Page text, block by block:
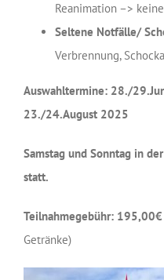
Reanimation –>
Seltene Notfälle/
Verbrennung,
Auswahltermine: 28./
23./24.August 2025
Samstag und Sonntag in
statt.
Teilnahmegebühr: 195,00€
Getränke)